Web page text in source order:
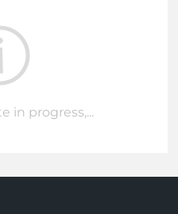
in progress,...